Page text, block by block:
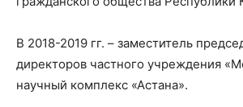
В 2018-2019 гг. – заместитель
директоров частного учреждения
научный комплекс «Астана».